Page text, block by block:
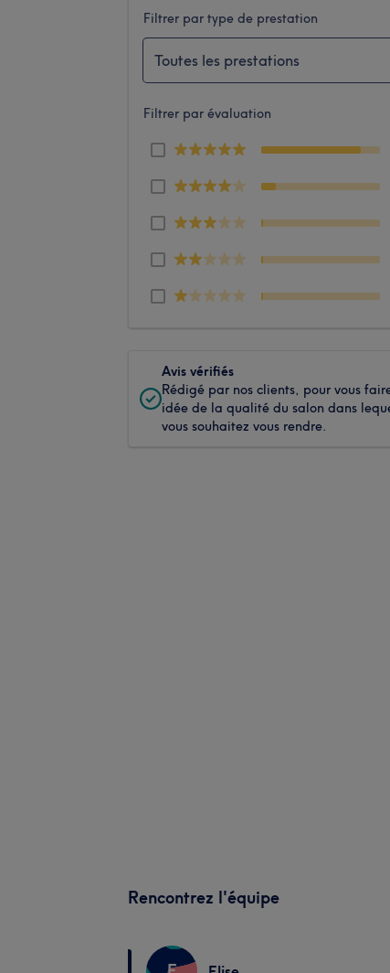
Filtrer par type de prestation
Toutes les prestations
Filtrer par évaluation
Avis vérifiés
Rédigé par nos clients, pour vous
idée de la qualité du salon dans
vous souhaitez vous rendre.
Rencontrez l'équipe